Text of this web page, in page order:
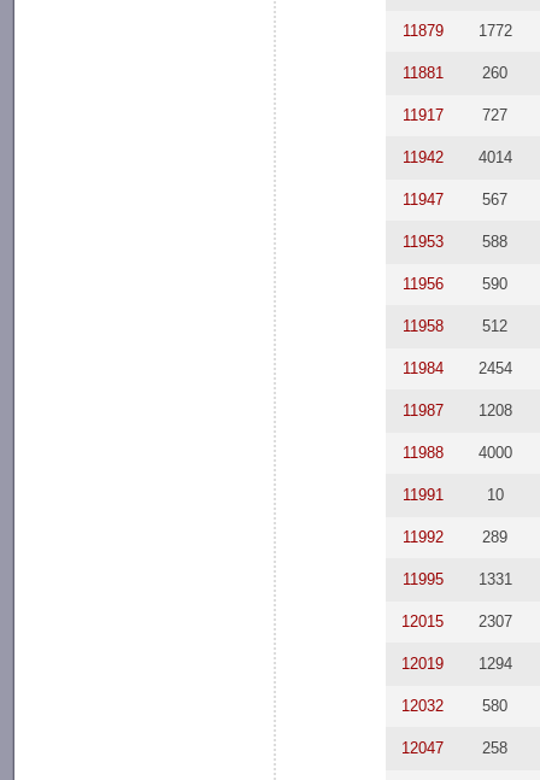
11879 1772
11881 260
11917 727
11942 4014
11947 567
11953 588
11956 590
11958 512
11984 2454
11987 1208
11988 4000
11991 10
11992 289
11995 1331
12015 2307
12019 1294
12032 580
12047 258